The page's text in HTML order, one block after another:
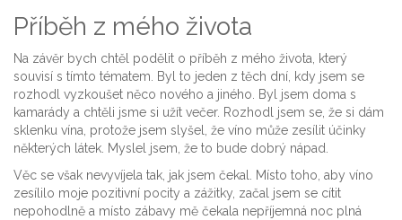
Příběh z mého života
Na závěr bych chtěl podělit o příběh z mého života, který
souvisí s tímto tématem. Byl to jeden z těch dní, kdy jsem se
rozhodl vyzkoušet něco nového a jiného. Byl jsem doma s
kamarády a chtěli jsme si užít večer. Rozhodl jsem se, že si dám
sklenku vína, protože jsem slyšel, že víno může zesílit účinky
některých látek. Myslel jsem, že to bude dobrý nápad.
Věc se však nevyvíjela tak, jak jsem čekal. Místo toho, aby víno
zesílilo moje pozitivní pocity a zážitky, začal jsem se cítit
nepohodlně a místo zábavy mě čekala nepříjemná noc plná